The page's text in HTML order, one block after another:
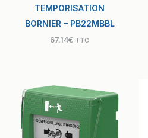
TEMPORISATION
BORNIER – PB22MBBL
67.14€ TTC